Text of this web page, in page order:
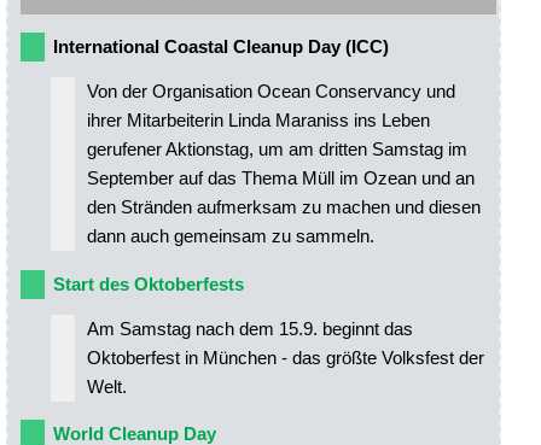
International Coastal Cleanup Day (ICC)
Von der Organisation Ocean Conservancy und
ihrer Mitarbeiterin Linda Maraniss ins Leben
gerufener Aktionstag, um am dritten Samstag im
September auf das Thema Müll im Ozean und an
den Stränden aufmerksam zu machen und diesen
dann auch gemeinsam zu sammeln.
Start des Oktoberfests
Am Samstag nach dem 15.9. beginnt das
Oktoberfest in München - das größte Volksfest der
Welt.
World Cleanup Day